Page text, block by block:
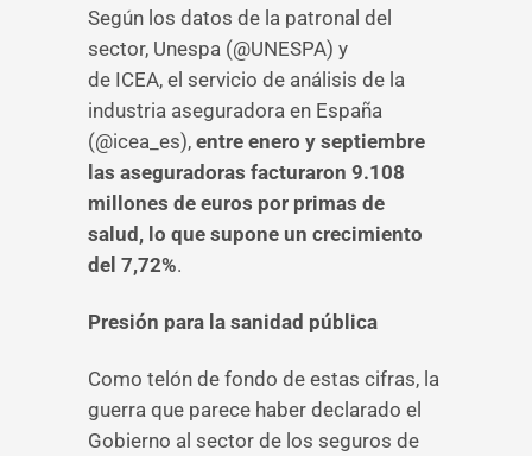
Según los datos de la patronal del
sector, Unespa (@UNESPA) y
de ICEA, el servicio de análisis de la
industria aseguradora en España
(@icea_es), entre enero y septiembre
las aseguradoras facturaron 9.108
millones de euros por primas de
salud, lo que supone un crecimiento
del 7,72%.
Presión para la sanidad pública
Como telón de fondo de estas cifras, la
guerra que parece haber declarado el
Gobierno al sector de los seguros de